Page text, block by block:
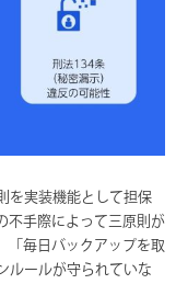
を実装機能として担保
不手際によって三原則が
「毎日バックアップを取
ルールが守られていな